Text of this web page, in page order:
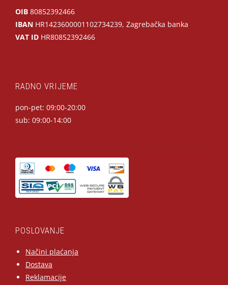
OIB 80852392466
IBAN HR1423600001102734239, Zagrebačka banka
VAT ID HR80852392466
RADNO VRIJEME
pon-pet: 09:00-20:00
sub: 09:00-14:00
POSLOVANJE
Načini plaćanja
Dostava
Reklamacije